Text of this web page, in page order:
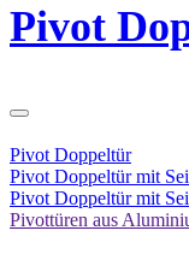
Pivot
Pivot Doppeltür
Pivot Doppeltür mit
Pivot Doppeltür mit
Pivottüren aus